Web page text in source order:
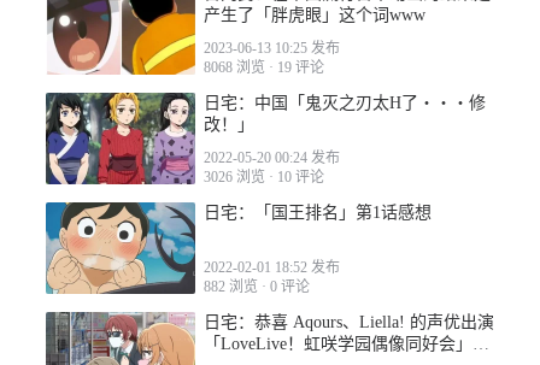
2023-04-03 16:56
2023-04-03 18:27
产生了「胖虎眼」这个词www
2023-06-13 10:25 发布
8068 浏览 · 19 评论
日宅：中国「鬼灭之刃太H了・・・修
改！」
2022-05-20 00:24 发布
3026 浏览 · 10 评论
日宅：「国王排名」第1话感想
2022-02-01 18:52 发布
882 浏览 · 0 评论
日宅：恭喜 Aqours、Liella! 的声优出演
「LoveLive！虹咲学园偶像同好会」第